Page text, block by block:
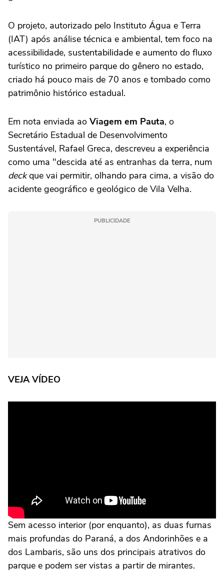
O projeto, autorizado pelo Instituto Água e Terra
(IAT) após análise técnica e ambiental, tem foco na
acessibilidade, sustentabilidade e aumento do fluxo
turístico no primeiro parque do gênero no estado,
criado há pouco mais de 70 anos e tombado como
patrimônio histórico estadual.
Em nota enviada ao Viagem em Pauta, o
Secretário Estadual de Desenvolvimento
Sustentável, Rafael Greca, descreveu a experiência
como uma "descida até as entranhas da terra, num
deckque vai permitir, olhando para cima, a visão do
acidente geográfico e geológico de Vila Velha.
PUBLICIDADE
VEJA VÍDEO
Sem acesso interior (por enquanto), as duas furnas
mais profundas do Paraná, a dos Andorinhões e a
dos Lambaris, são uns dos principais atrativos do
parque e podem ser vistas a partir de mirantes.